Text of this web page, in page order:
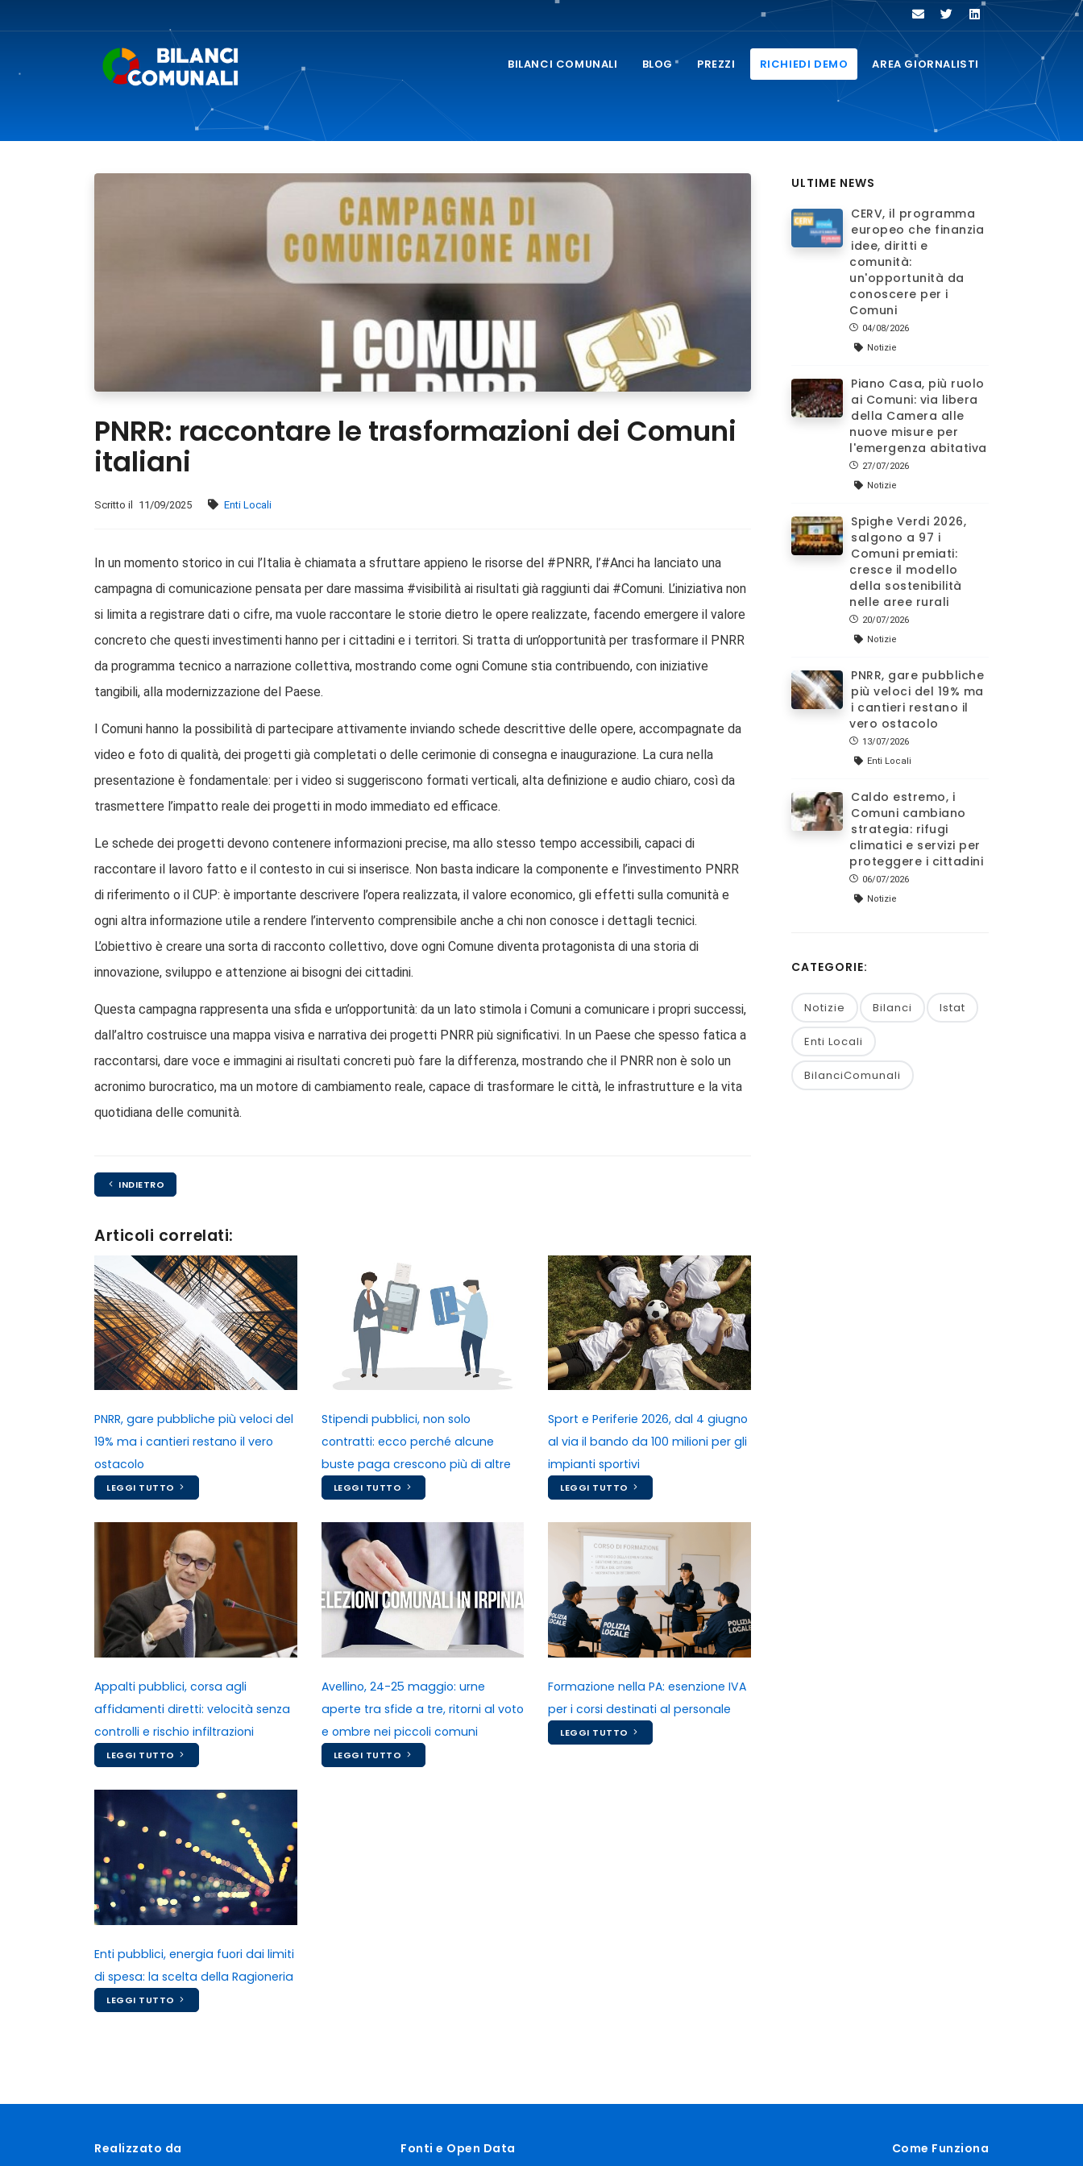
BILANCI COMUNALI BLOG PREZZI RICHIEDI DEMO AREA GIORNALISTI
PNRR: raccontare le trasformazioni dei Comuni
italiani
Scritto il 11/09/2025 Enti Locali
In un momento storico in cui l’Italia è chiamata a sfruttare appieno le risorse del #PNRR, l’#Anci ha lanciato una
campagna di comunicazione pensata per dare massima #visibilità ai risultati già raggiunti dai #Comuni. L’iniziativa non
si limita a registrare dati o cifre, ma vuole raccontare le storie dietro le opere realizzate, facendo emergere il valore
concreto che questi investimenti hanno per i cittadini e i territori. Si tratta di un’opportunità per trasformare il PNRR
da programma tecnico a narrazione collettiva, mostrando come ogni Comune stia contribuendo, con iniziative
tangibili, alla modernizzazione del Paese.
I Comuni hanno la possibilità di partecipare attivamente inviando schede descrittive delle opere, accompagnate da
video e foto di qualità, dei progetti già completati o delle cerimonie di consegna e inaugurazione. La cura nella
presentazione è fondamentale: per i video si suggeriscono formati verticali, alta definizione e audio chiaro, così da
trasmettere l’impatto reale dei progetti in modo immediato ed efficace.
Le schede dei progetti devono contenere informazioni precise, ma allo stesso tempo accessibili, capaci di
raccontare il lavoro fatto e il contesto in cui si inserisce. Non basta indicare la componente e l’investimento PNRR
di riferimento o il CUP: è importante descrivere l’opera realizzata, il valore economico, gli effetti sulla comunità e
ogni altra informazione utile a rendere l’intervento comprensibile anche a chi non conosce i dettagli tecnici.
L’obiettivo è creare una sorta di racconto collettivo, dove ogni Comune diventa protagonista di una storia di
innovazione, sviluppo e attenzione ai bisogni dei cittadini.
Questa campagna rappresenta una sfida e un’opportunità: da un lato stimola i Comuni a comunicare i propri successi,
dall’altro costruisce una mappa visiva e narrativa dei progetti PNRR più significativi. In un Paese che spesso fatica a
raccontarsi, dare voce e immagini ai risultati concreti può fare la differenza, mostrando che il PNRR non è solo un
acronimo burocratico, ma un motore di cambiamento reale, capace di trasformare le città, le infrastrutture e la vita
quotidiana delle comunità.
INDIETRO
Articoli correlati:
PNRR, gare pubbliche più veloci del
19% ma i cantieri restano il vero
ostacolo
LEGGI TUTTO
Stipendi pubblici, non solo
contratti: ecco perché alcune
buste paga crescono più di altre
LEGGI TUTTO
Sport e Periferie 2026, dal 4 giugno
al via il bando da 100 milioni per gli
impianti sportivi
LEGGI TUTTO
Appalti pubblici, corsa agli
affidamenti diretti: velocità senza
controlli e rischio infiltrazioni
LEGGI TUTTO
Avellino, 24-25 maggio: urne
aperte tra sfide a tre, ritorni al voto
e ombre nei piccoli comuni
LEGGI TUTTO
Formazione nella PA: esenzione IVA
per i corsi destinati al personale
LEGGI TUTTO
Enti pubblici, energia fuori dai limiti
di spesa: la scelta della Ragioneria
LEGGI TUTTO
ULTIME NEWS
CERV, il programma
europeo che finanzia
idee, diritti e
comunità:
un'opportunità da
conoscere per i
Comuni
04/08/2026
Notizie
Piano Casa, più ruolo
ai Comuni: via libera
della Camera alle
nuove misure per
l'emergenza abitativa
27/07/2026
Notizie
Spighe Verdi 2026,
salgono a 97 i
Comuni premiati:
cresce il modello
della sostenibilità
nelle aree rurali
20/07/2026
Notizie
PNRR, gare pubbliche
più veloci del 19% ma
i cantieri restano il
vero ostacolo
13/07/2026
Enti Locali
Caldo estremo, i
Comuni cambiano
strategia: rifugi
climatici e servizi per
proteggere i cittadini
06/07/2026
Notizie
CATEGORIE:
Notizie Bilanci Istat
Enti Locali
BilanciComunali
Realizzato da Fonti e Open Data
Come Funziona